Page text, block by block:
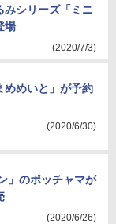
みシリーズ「ミニ
場
(2020/7/3)
めめいと」が予約
(2020/6/30)
」のポッチャマが
(2020/6/26)